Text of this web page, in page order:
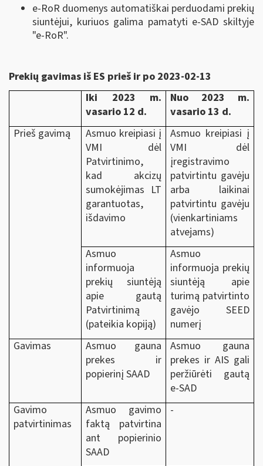
e-RoR duomenys automatiškai perduodami prekių
siuntėjui, kuriuos galima pamatyti e-SAD skiltyje
"e-RoR".
Prekių gavimas iš ES prieš ir po 2023-02-13
Iki 2023 m.
vasario 12 d.
Nuo 2023 m.
vasario 13 d.
Prieš gavimą
Asmuo kreipiasi į
VMI dėl
Patvirtinimo,
kad akcizų
sumokėjimas LT
garantuotas,
išdavimo
Asmuo kreipiasi į
VMI dėl
įregistravimo
patvirtintu gavėju
arba laikinai
patvirtintu gavėju
(vienkartiniams
atvejams)
Asmuo
informuoja
prekių siuntėją
apie gautą
Patvirtinimą
(pateikia kopiją)
Asmuo
informuoja prekių
siuntėją apie
turimą patvirtinto
gavėjo SEED
numerį
Gavimas
Asmuo gauna
prekes ir
popierinį SAAD
Asmuo gauna
prekes ir AIS gali
peržiūrėti gautą
e-SAD
Gavimo
patvirtinimas
Asmuo gavimo
faktą patvirtina
ant popierinio
SAAD
-